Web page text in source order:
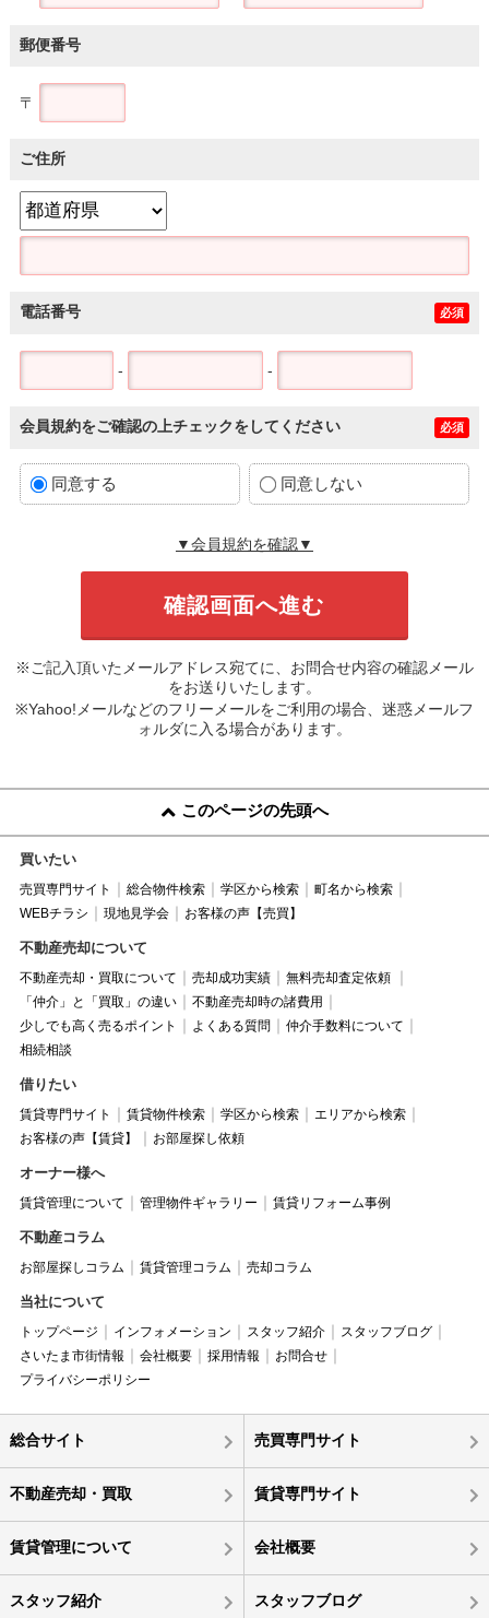
郵便番号
〒
ご住所
電話番号 必須
- -
会員規約をご確認の上チェックをしてください 必須
同意する 同意しない
▼会員規約を確認▼
※ご記入頂いたメールアドレス宛てに、お問合せ内容の確認メール
をお送りいたします。
※Yahoo!メールなどのフリーメールをご利用の場合、迷惑メールフ
ォルダに入る場合があります。
このページの先頭へ
買いたい
売買専門サイト 総合物件検索 学区から検索
町名から検索
WEBチラシ
現地見学会 お客様の声【売買】
不動産売却について
不動産売却・買取について 売却成功実績
無料売却査定依頼
「仲介」と「買取」の違い
不動産売却時の諸費用
少しでも高く売るポイント
よくある質問
仲介手数料について
相続相談
借りたい
賃貸専門サイト 賃貸物件検索 学区から検索
エリアから検索
お客様の声【賃貸】
お部屋探し依頼
オーナー様へ
賃貸管理について 管理物件ギャラリー 賃貸リフォーム事例
不動産コラム
お部屋探しコラム 賃貸管理コラム 売却コラム
当社について
トップページ インフォメーション スタッフ紹介
スタッフブログ
さいたま市街情報
会社概要 採用情報
お問合せ
プライバシーポリシー
総合サイト 売買専門サイト
不動産売却・買取 賃貸専門サイト
賃貸管理について 会社概要
スタッフ紹介 スタッフブログ